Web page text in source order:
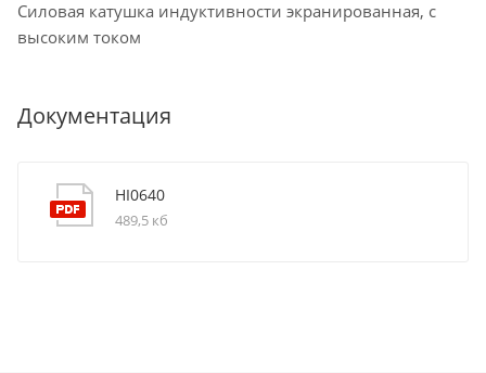
Силовая катушка индуктивности экранированная, с
высоким током
Документация
HI0640
489,5 кб